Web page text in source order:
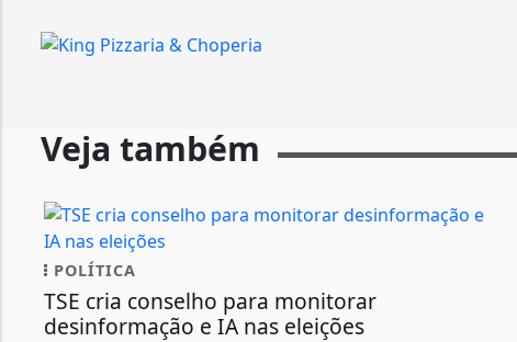
Veja também
POLÍTICA
TSE cria conselho para monitorar
desinformação e IA nas eleições